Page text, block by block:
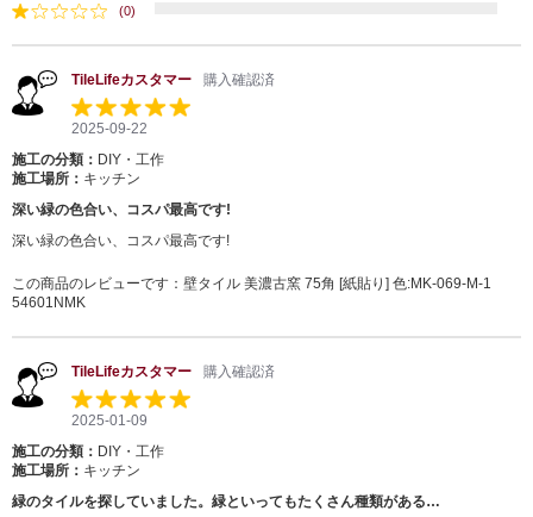
(0)
TileLifeカスタマー 購入確認済
2025-09-22
施工の分類： DIY・工作
施工場所： キッチン
深い緑の色合い、コスパ最高です!
深い緑の色合い、コスパ最高です!
この商品のレビューです： 壁タイル 美濃古窯 75角 [紙貼り] 色:MK-069-M-1
54601NMK
TileLifeカスタマー 購入確認済
2025-01-09
施工の分類： DIY・工作
施工場所： キッチン
緑のタイルを探していました。緑といってもたくさん種類がある…